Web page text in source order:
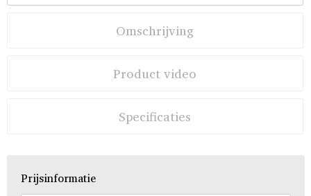
Omschrijving
Product video
Specificaties
Prijsinformatie